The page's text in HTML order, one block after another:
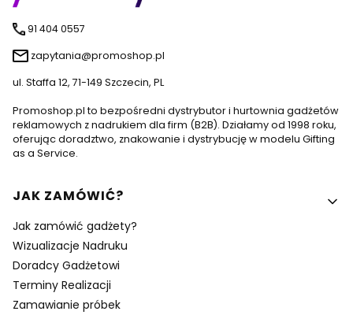
91 404 0557
zapytania@promoshop.pl
ul. Staffa 12, 71-149 Szczecin, PL
Promoshop.pl to bezpośredni dystrybutor i hurtownia gadżetów
reklamowych z nadrukiem dla firm (B2B). Działamy od 1998 roku,
oferując doradztwo, znakowanie i dystrybucję w modelu Gifting
as a Service.
Linki w stopce
JAK ZAMÓWIĆ?
Jak zamówić gadżety?
Wizualizacje Nadruku
Doradcy Gadżetowi
Terminy Realizacji
Zamawianie próbek